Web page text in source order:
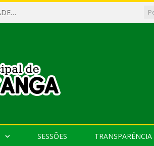
SERVIDORES DA CÂMARA MUNICIPAL RETORNAM ÀS ATIVIDADES APÓS O RECESSO PARLAMENTAR
SESSÕES TRANSPARÊNCIA